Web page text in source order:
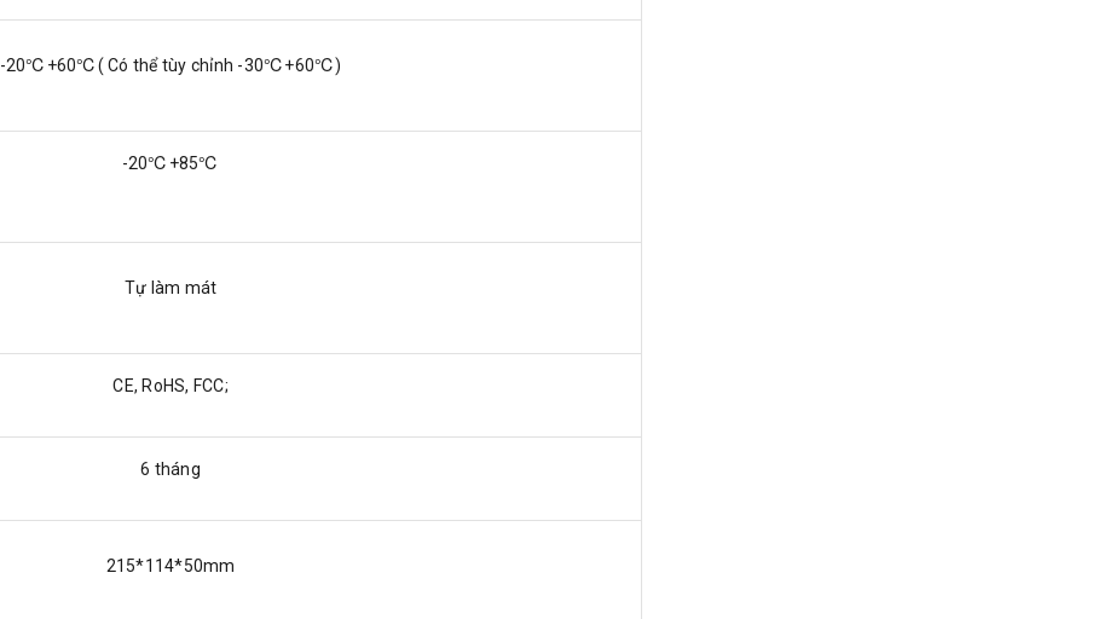
-20℃+60℃( Có thể tùy chỉnh -30℃+60℃)
-20℃+85℃
Tự làm mát
CE, RoHS, FCC;
6 tháng
215*114*50mm